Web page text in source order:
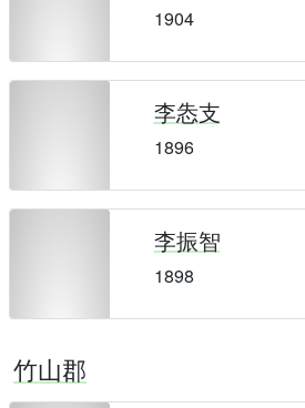
1904
李怣支
1896
李振智
1898
竹山郡